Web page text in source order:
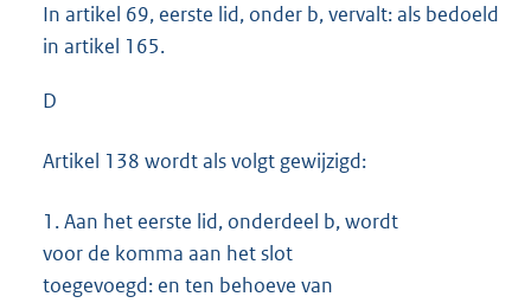
In artikel 69, eerste lid, onder b, vervalt: als bedoeld
in artikel 165.
D
Artikel 138 wordt als volgt gewijzigd:
1.Aan het eerste lid, onderdeel b, wordt
voor de komma aan het slot
toegevoegd: en ten behoeve van